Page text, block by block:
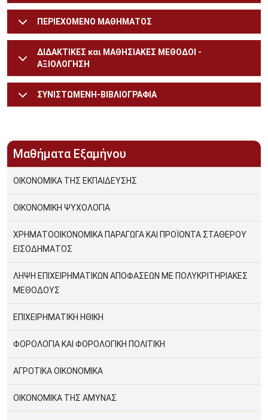
ΠΕΡΙΕΧΟΜΕΝΟ ΜΑΘΗΜΑΤΟΣ
ΔΙΔΑΚΤΙΚΕΣ και ΜΑΘΗΣΙΑΚΕΣ ΜΕΘΟΔΟΙ -
ΑΞΙΟΛΟΓΗΣΗ
ΣΥΝΙΣΤΩΜΕΝΗ-ΒΙΒΛΙΟΓΡΑΦΙΑ
Μαθήματα Εξαμήνου
ΟΙΚΟΝΟΜΙΚΑ ΤΗΣ ΕΚΠΑΙΔΕΥΣΗΣ
ΟΙΚΟΝΟΜΙΚΗ ΨΥΧΟΛΟΓΙΑ
ΧΡΗΜΑΤΟΟΙΚΟΝΟΜΙΚΑ ΠΑΡΑΓΩΓΑ ΚΑΙ ΠΡΟΪΟΝΤΑ ΣΤΑΘΕΡΟΥ
ΕΙΣΟΔΗΜΑΤΟΣ
ΛΗΨΗ ΕΠΙΧΕΙΡΗΜΑΤΙΚΩΝ ΑΠΟΦΑΣΕΩΝ ΜΕ ΠΟΛΥΚΡΙΤΗΡΙΑΚΕΣ
ΜΕΘΟΔΟΥΣ
ΕΠΙΧΕΙΡΗΜΑΤΙΚΗ ΗΘΙΚΗ
ΦΟΡΟΛΟΓΙΑ ΚΑΙ ΦΟΡΟΛΟΓΙΚΗ ΠΟΛΙΤΙΚΗ
ΑΓΡΟΤΙΚΑ ΟΙΚΟΝΟΜΙΚΑ
ΟΙΚΟΝΟΜΙΚΑ ΤΗΣ ΑΜΥΝΑΣ